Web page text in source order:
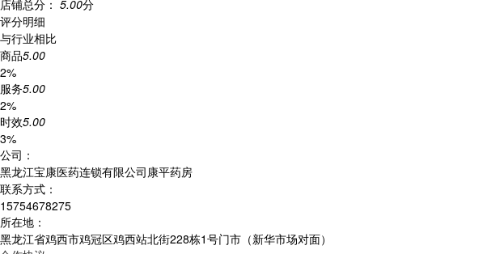
店铺总分： 5.00分
评分明细
与行业相比
商品5.00
2%
服务5.00
2%
时效5.00
3%
公司：
黑龙江宝康医药连锁有限公司康平药房
联系方式：
15754678275
所在地：
黑龙江省鸡西市鸡冠区鸡西站北街228栋1号门市（新华市场对面）